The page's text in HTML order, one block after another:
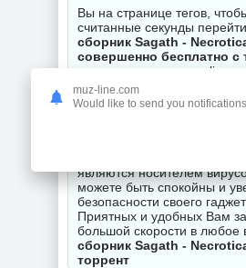
Вы на странице тегов,
считанные секунды
сборник Sagath -
совершенно бесплатно с
нашем торренте muz-
.torrent файл на сайте
загрузок, при
гарантируем исправность
замечания. Все торрент
являются носителем
можете быть спокойны и
безопасности своего
Приятных и удобных Вам
большой скорости в любое
сборник Sagath -
торрент
muz-line.com
Would like to send you notifications